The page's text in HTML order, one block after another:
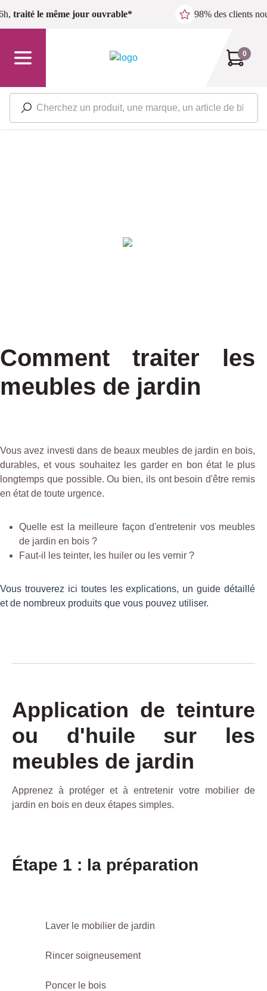
Passer au contenu principal
traité le même jour ouvrable* 98% des clients
0
Comment traiter les
meubles de jardin
Vous avez investi dans de beaux meubles de jardin en bois,
durables, et vous souhaitez les garder en bon état le plus
longtemps que possible. Ou bien, ils ont besoin d'être remis
en état de toute urgence.
Quelle est la meilleure façon d'entretenir vos meubles
de jardin en bois ?
Faut-il les teinter, les huiler ou les vernir ?
Vous trouverez ici toutes les explications, un guide détaillé
et de nombreux produits que vous pouvez utiliser.
Application de teinture
ou d'huile sur les
meubles de jardin
Apprenez à protéger et à entretenir votre mobilier de
jardin en bois en deux étapes simples.
Étape 1 : la préparation
Laver le mobilier de jardin
Rincer soigneusement
Poncer le bois